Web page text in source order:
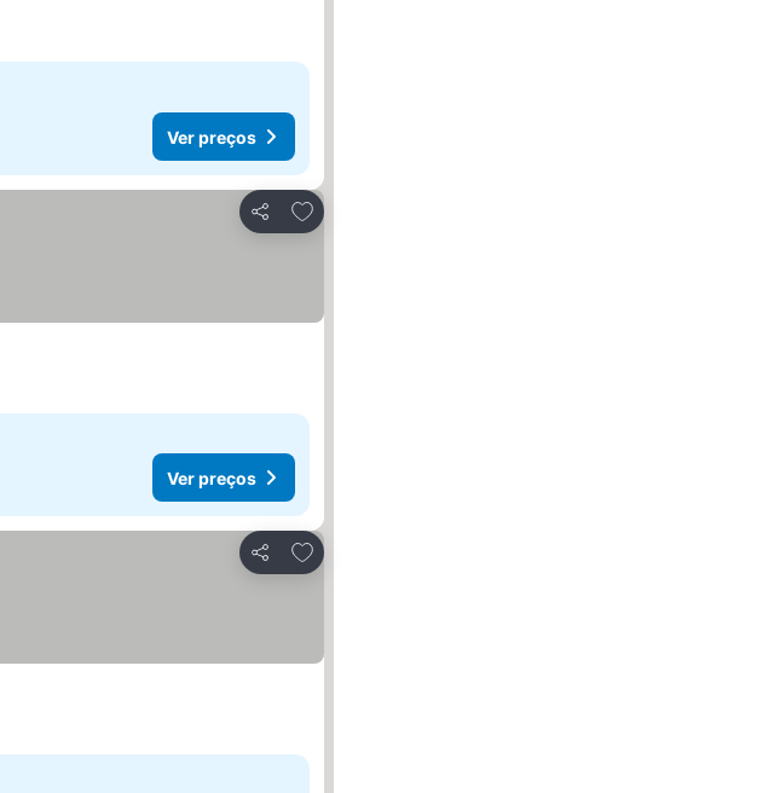
Ver preços
Partilhar
Adicionar aos favoritos
Ver preços
Partilhar
Adicionar aos favoritos